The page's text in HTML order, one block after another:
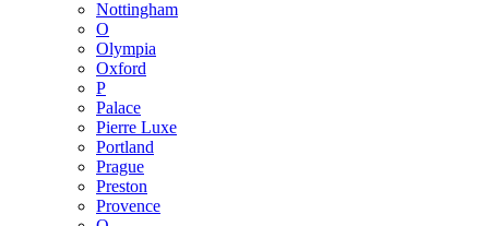
Nottingham
O
Olympia
Oxford
P
Palace
Pierre Luxe
Portland
Prague
Preston
Provence